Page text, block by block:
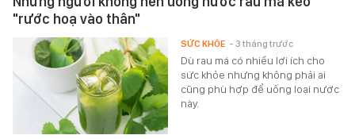
"rước hoạ vào thân"
Dù rau má có nhiều lợi ích cho
sức khỏe nhưng không phải ai
cũng phù hợp để uống loại nước
này.
SỨC KHỎE - 3 tháng trước